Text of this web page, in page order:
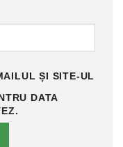
ȘI SITE-UL
DATA